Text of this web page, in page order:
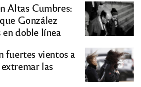
Altas Cumbres:
González
en doble línea
fuertes vientos a
las